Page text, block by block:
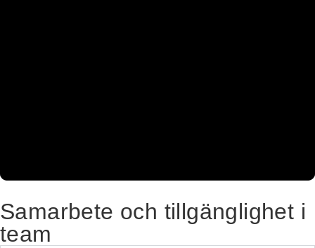
Samarbete och tillgänglighet i
team